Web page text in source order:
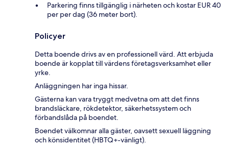
Parkering finns tillgänglig i närheten och kostar EUR 40
per per dag (36 meter bort).
Policyer
Detta boende drivs av en professionell värd. Att erbjuda
boende är kopplat till värdens företagsverksamhet eller
yrke.
Anläggningen har inga hissar.
Gästerna kan vara tryggt medvetna om att det finns
brandsläckare, rökdetektor, säkerhetssystem och
förbandslåda på boendet.
Boendet välkomnar alla gäster, oavsett sexuell läggning
och könsidentitet (HBTQ+-vänligt).